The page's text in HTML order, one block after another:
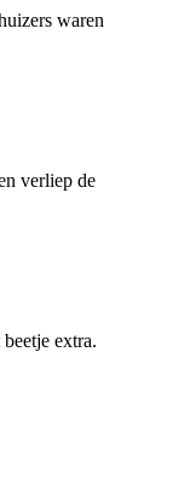
waren
verliep de
extra.